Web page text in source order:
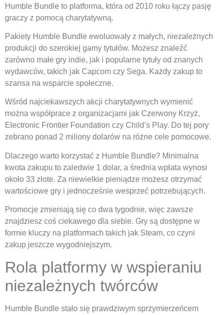
Humble Bundle to platforma, która od 2010 roku łączy pasję
graczy z pomocą charytatywną.
Pakiety Humble Bundle ewoluowały z małych, niezależnych
produkcji do szerokiej gamy tytułów. Możesz znaleźć
zarówno małe gry indie, jak i popularne tytuły od znanych
wydawców, takich jak Capcom czy Sega. Każdy zakup to
szansa na wsparcie społeczne.
Wśród najciekawszych akcji charytatywnych wymienić
można współprace z organizacjami jak Czerwony Krzyż,
Electronic Frontier Foundation czy Child’s Play. Do tej pory
zebrano ponad 2 miliony dolarów na różne cele pomocowe.
Dlaczego warto korzystać z Humble Bundle? Minimalna
kwota zakupu to zaledwie 1 dolar, a średnia wpłata wynosi
około 33 złote. Za niewielkie pieniądze możesz otrzymać
wartościowe gry i jednocześnie wesprzeć potrzebujących.
Promocje zmieniają się co dwa tygodnie, więc zawsze
znajdziesz coś ciekawego dla siebie. Gry są dostępne w
formie kluczy na platformach takich jak Steam, co czyni
zakup jeszcze wygodniejszym.
Rola platformy w wspieraniu
niezależnych twórców
Humble Bundle stało się prawdziwym sprzymierzeńcem